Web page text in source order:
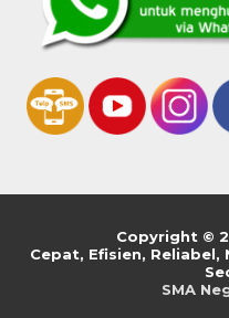
Copyright ©
Cepat, Efisien, Reliabel,
S
SMA